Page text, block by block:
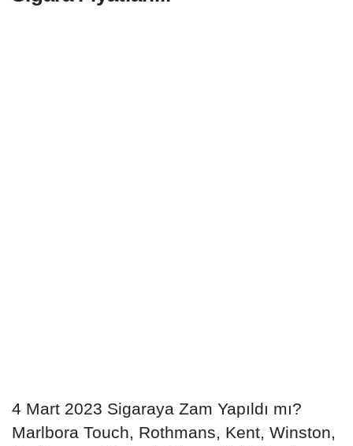
4 Mart 2023 Sigaraya Zam Yapıldı mı?
Marlbora Touch, Rothmans, Kent, Winston,